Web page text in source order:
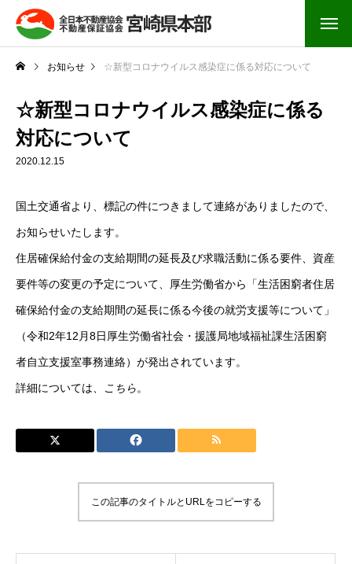
お知らせ ☆新型コロナウイルス感染症に係る対応について
☆新型コロナウイルス感染症に係る
対応について
2020.12.15
国土交通省より、標記の件につきまして連絡がありましたので、
お知らせいたします。
住居確保給付金の支給期間の延長及び求職活動に係る要件、資産
要件等の変更の予定について、厚生労働省から「生活困窮者住居
確保給付金の支給期間の延長に係る今後の就労支援等について」
（令和2年12月8日厚生労働省社会・援護局地域福祉課生活困窮
者自立支援室事務連絡）が発出されています。
詳細については、 こちら。
この記事のタイトルとURLをコピーする